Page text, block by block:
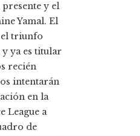
y el
Yamal. El
el triunfo
ya es titular
recién
intentarán
en la
League a
de